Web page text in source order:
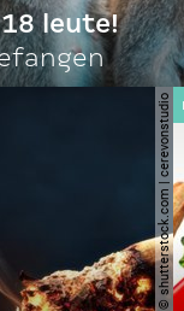
leute!
© shutterstock.com | cerevonstudio